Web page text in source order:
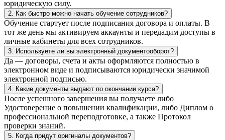
юридическую силу.
2. Как быстро можно начать обучение сотрудников?
Обучение стартует после подписания договора и оплаты. В
тот же день мы активируем аккаунты и передадим доступы в
личные кабинеты для всех сотрудников.
3. Используете ли вы электронный документооборот?
Да — договоры, счета и акты оформляются полностью в
электронном виде и подписываются юридически значимой
электронной подписью.
4. Какие документы выдают по окончании курса?
После успешного завершения вы получаете либо
Удостоверение о повышении квалификации, либо Диплом о
профессиональной переподготовке, а также Протокол
проверки знаний.
5. Когда придут оригиналы документов?